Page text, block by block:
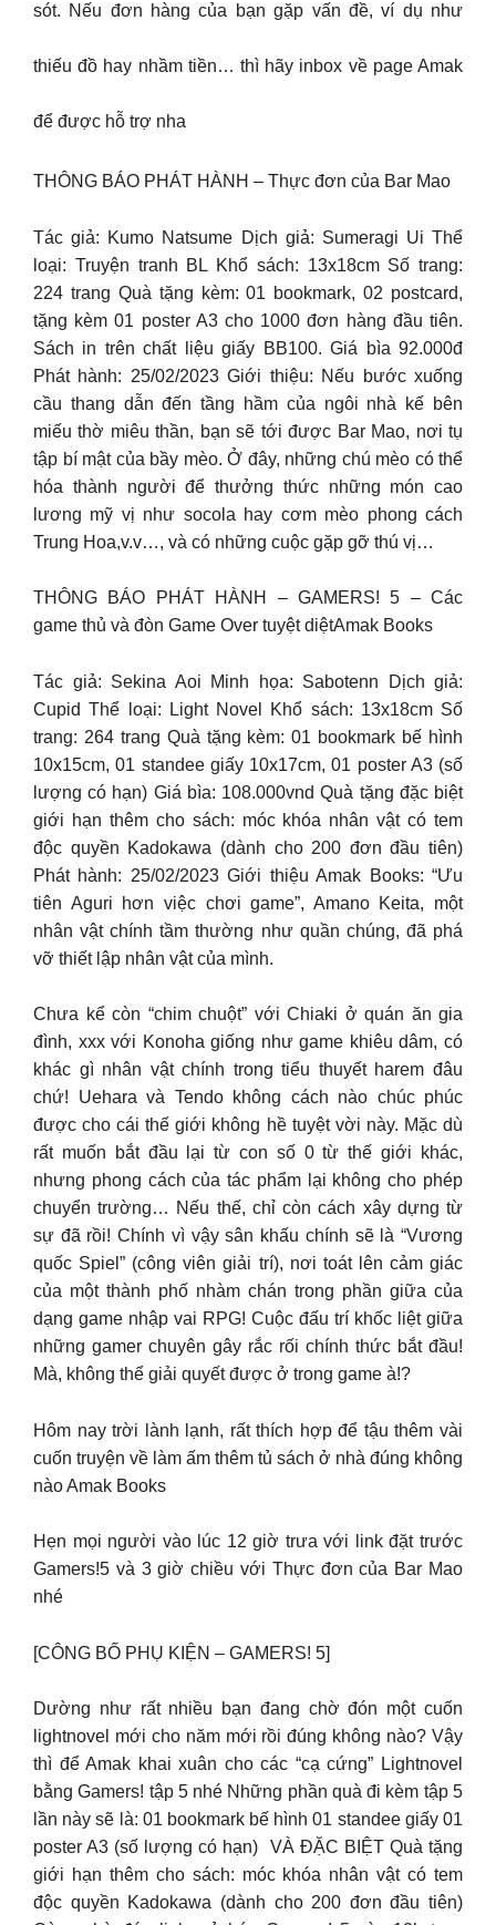
sót. Nếu đơn hàng của bạn gặp vấn đề, ví dụ như
thiếu đồ hay nhầm tiền… thì hãy inbox về page Amak
để được hỗ trợ nha
THÔNG BÁO PHÁT HÀNH – Thực đơn của Bar Mao
Tác giả: Kumo Natsume Dịch giả: Sumeragi Ui Thể
loại: Truyện tranh BL Khổ sách: 13x18cm Số trang:
224 trang Quà tặng kèm: 01 bookmark, 02 postcard,
tặng kèm 01 poster A3 cho 1000 đơn hàng đầu tiên.
Sách in trên chất liệu giấy BB100. Giá bìa 92.000đ
Phát hành: 25/02/2023 Giới thiệu: Nếu bước xuống
cầu thang dẫn đến tầng hầm của ngôi nhà kế bên
miếu thờ miêu thần, bạn sẽ tới được Bar Mao, nơi tụ
tập bí mật của bầy mèo. Ở đây, những chú mèo có thể
hóa thành người để thưởng thức những món cao
lương mỹ vị như socola hay cơm mèo phong cách
Trung Hoa,v.v…, và có những cuộc gặp gỡ thú vị…
THÔNG BÁO PHÁT HÀNH – GAMERS! 5 – Các
game thủ và đòn Game Over tuyệt diệtAmak Books
Tác giả: Sekina Aoi Minh họa: Sabotenn Dịch giả:
Cupid Thể loại: Light Novel Khổ sách: 13x18cm Số
trang: 264 trang Quà tặng kèm: 01 bookmark bế hình
10x15cm, 01 standee giấy 10x17cm, 01 poster A3 (số
lượng có hạn) Giá bìa: 108.000vnd Quà tặng đặc biệt
giới hạn thêm cho sách: móc khóa nhân vật có tem
độc quyền Kadokawa (dành cho 200 đơn đầu tiên)
Phát hành: 25/02/2023 Giới thiệu Amak Books: “Ưu
tiên Aguri hơn việc chơi game”, Amano Keita, một
nhân vật chính tầm thường như quần chúng, đã phá
vỡ thiết lập nhân vật của mình.
Chưa kể còn “chim chuột” với Chiaki ở quán ăn gia
đình, xxx với Konoha giống như game khiêu dâm, có
khác gì nhân vật chính trong tiểu thuyết harem đâu
chứ! Uehara và Tendo không cách nào chúc phúc
được cho cái thế giới không hề tuyệt vời này. Mặc dù
rất muốn bắt đầu lại từ con số 0 từ thế giới khác,
nhưng phong cách của tác phẩm lại không cho phép
chuyển trường… Nếu thế, chỉ còn cách xây dựng từ
sự đã rồi! Chính vì vậy sân khấu chính sẽ là “Vương
quốc Spiel” (công viên giải trí), nơi toát lên cảm giác
của một thành phố nhàm chán trong phần giữa của
dạng game nhập vai RPG! Cuộc đấu trí khốc liệt giữa
những gamer chuyên gây rắc rối chính thức bắt đầu!
Mà, không thể giải quyết được ở trong game à!?
Hôm nay trời lành lạnh, rất thích hợp để tậu thêm vài
cuốn truyện về làm ấm thêm tủ sách ở nhà đúng không
nào Amak Books
Hẹn mọi người vào lúc 12 giờ trưa với link đặt trước
Gamers!5 và 3 giờ chiều với Thực đơn của Bar Mao
nhé
[CÔNG BỐ PHỤ KIỆN – GAMERS! 5]
Dường như rất nhiều bạn đang chờ đón một cuốn
lightnovel mới cho năm mới rồi đúng không nào? Vậy
thì để Amak khai xuân cho các “cạ cứng” Lightnovel
bằng Gamers! tập 5 nhé Những phần quà đi kèm tập 5
lần này sẽ là: 01 bookmark bế hình 01 standee giấy 01
poster A3 (số lượng có hạn) VÀ ĐẶC BIỆT Quà tặng
giới hạn thêm cho sách: móc khóa nhân vật có tem
độc quyền Kadokawa (dành cho 200 đơn đầu tiên)